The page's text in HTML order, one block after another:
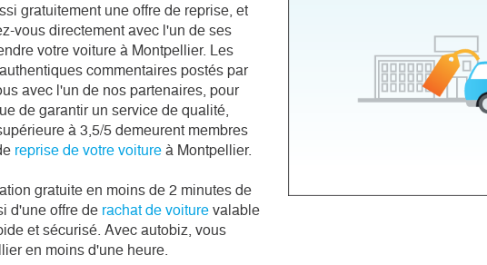
gratuitement une offre de reprise, et
vous directement avec l'un de ses
votre voiture à Montpellier. Les
commentaires postés par
avec l'un de nos partenaires, pour
de garantir un service de qualité,
à 3,5/5 demeurent membres
reprise de votre voiture à Montpellier.
gratuite en moins de 2 minutes de
d'une offre de rachat de voiture valable
et sécurisé. Avec autobiz, vous
en moins d'une heure.